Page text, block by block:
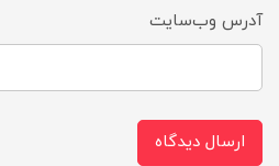
آدرس وب‌سایت
ارسال دیدگاه